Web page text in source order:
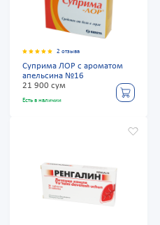
2 отзыва
Суприма ЛОР с ароматом
апельсина №16
21 900 сум
Есть в наличии